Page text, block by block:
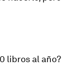
libros al año?